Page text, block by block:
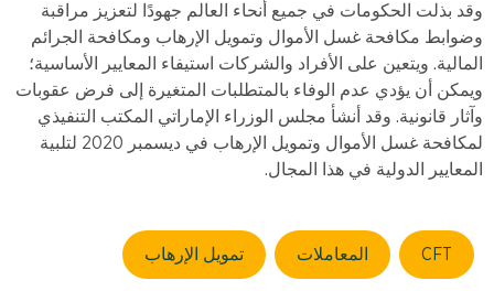
وقد بذلت الحكومات في جميع أنحاء العالم جهودًا لتعزيز مراقبة
وضوابط مكافحة غسل الأموال وتمويل الإرهاب ومكافحة الجرائم
المالية. ويتعين على الأفراد والشركات استيفاء المعايير الأساسية؛
ويمكن أن يؤدي عدم الوفاء بالمتطلبات المتغيرة إلى فرض عقوبات
وآثار قانونية. وقد أنشأ مجلس الوزراء الإماراتي المكتب التنفيذي
لمكافحة غسل الأموال وتمويل الإرهاب في ديسمبر 2020 لتلبية
المعايير الدولية في هذا المجال.
CFT المعاملات تمويل الإرهاب